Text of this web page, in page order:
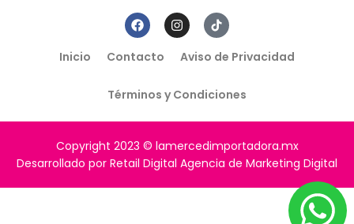
Inicio Contacto Aviso de Privacidad
Términos y Condiciones
Copyright 2023 © lamercedimportadora.mx
Desarrollado por Retail Digital Agencia de Marketing Digital